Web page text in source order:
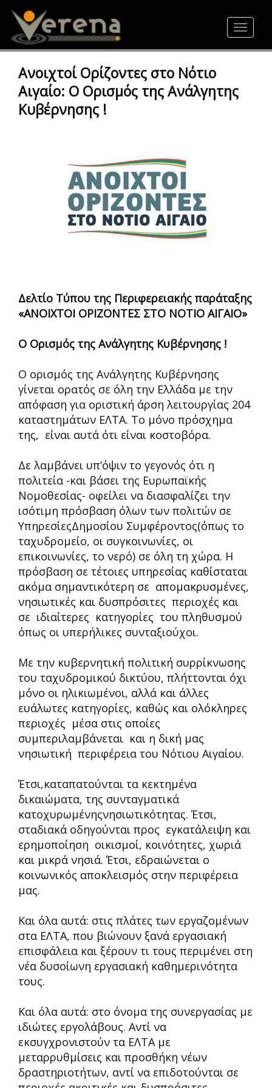
content
Toggle
Ανοιχτοί Ορίζοντες στο Νότιο
Αιγαίο: Ο Ορισμός της Ανάλγητης
Κυβέρνησης !
Δελτίο Τύπου της Περιφερειακής παράταξης
«ΑΝΟΙΧΤΟΙ ΟΡΙΖΟΝΤΕΣ ΣΤΟ ΝΟΤΙΟ ΑΙΓΑΙΟ»
Ο Ορισμός της Ανάλγητης Κυβέρνησης !
Ο ορισμός της Ανάλγητης Κυβέρνησης
γίνεται ορατός σε όλη την Ελλάδα με την
απόφαση για οριστική άρση λειτουργίας 204
καταστημάτων ΕΛΤΑ. Το μόνο πρόσχημα
της, είναι αυτά ότι είναι κοστοβόρα.
Δε λαμβάνει υπ’όψιν το γεγονός ότι η
πολιτεία -και βάσει της Ευρωπαϊκής
Νομοθεσίας- οφείλει να διασφαλίζει την
ισότιμη πρόσβαση όλων των πολιτών σε
ΥπηρεσίεςΔημοσίου Συμφέροντος(όπως το
ταχυδρομείο, οι συγκοινωνίες, οι
επικοινωνίες, το νερό) σε όλη τη χώρα. Η
πρόσβαση σε τέτοιες υπηρεσίας καθίσταται
ακόμα σημαντικότερη σε απομακρυσμένες,
νησιωτικές και δυσπρόσιτες περιοχές και
σε ιδιαίτερες κατηγορίες του πληθυσμού
όπως οι υπερήλικες συνταξιούχοι.
Με την κυβερνητική πολιτική συρρίκνωσης
του ταχυδρομικού δικτύου, πλήττονται όχι
μόνο οι ηλικιωμένοι, αλλά και άλλες
ευάλωτες κατηγορίες, καθώς και ολόκληρες
περιοχές μέσα στις οποίες
συμπεριλαμβάνεται και η δική μας
νησιωτική περιφέρεια του Νότιου Αιγαίου.
Έτσι,καταπατούνται τα κεκτημένα
δικαιώματα, της συνταγματικά
κατοχυρωμένηςνησιωτικότητας. Έτσι,
σταδιακά οδηγούνται προς εγκατάλειψη και
ερημοποίηση οικισμοί, κοινότητες, χωριά
και μικρά νησιά. Έτσι, εδραιώνεται ο
κοινωνικός αποκλεισμός στην περιφέρεια
μας.
Και όλα αυτά: στις πλάτες των εργαζομένων
στα ΕΛΤΑ, που βιώνουν ξανά εργασιακή
επισφάλεια και ξέρουν τι τους περιμένει στη
νέα δυσοίωνη εργασιακή καθημερινότητα
τους.
Και όλα αυτά: στο όνομα της συνεργασίας με
ιδιώτες εργολάβους. Αντί να
εκσυγχρονιστούν τα ΕΛΤΑ με
μεταρρυθμίσεις και προσθήκη νέων
δραστηριοτήτων, αντί να επιδοτούνται σε